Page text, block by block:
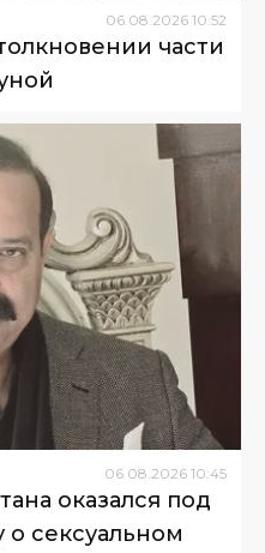
06 08 2026 10:52
части
06.08.2026 10:45
оказался под
о сексуальном